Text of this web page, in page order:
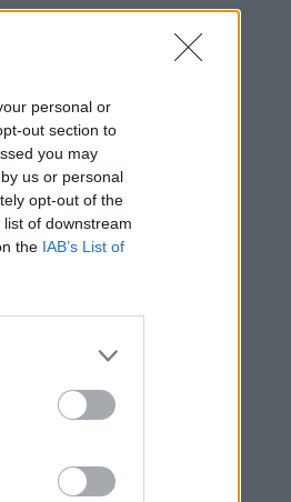
personal or
out section to
you may
us or personal
opt-out of the
of downstream
the IAB’s List of